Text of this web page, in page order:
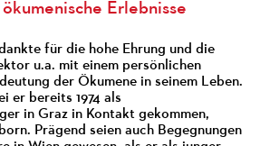
Erlebnisse
für die hohe Ehrung und die
u.a. mit einem persönlichen
der Ökumene in seinem Leben.
er bereits 1974 als
in Graz in Kontakt gekommen,
Prägend seien auch Begegnungen